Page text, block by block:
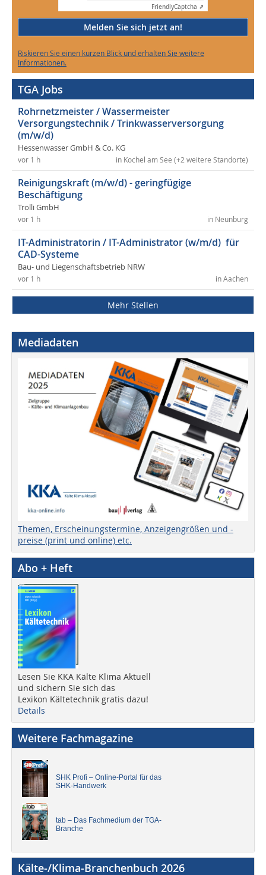
FriendlyCaptcha ⇗
Melden Sie sich jetzt an!
Riskieren Sie einen kurzen Blick und erhalten Sie weitere
Informationen.
TGA Jobs
Rohrnetzmeister / Wassermeister
Versorgungstechnik / Trinkwasserversorgung
(m/w/d)
Hessenwasser GmbH & Co. KG
in Kochel am See (+2 weitere Standorte)
vor 1 h
Reinigungskraft (m/w/d) - geringfügige
Beschäftigung
Trolli GmbH
in Neunburg
vor 1 h
IT-Administratorin / IT-Administrator (w/m/d) für
CAD-Systeme
Bau- und Liegenschaftsbetrieb NRW
in Aachen
vor 1 h
Mehr Stellen
Mediadaten
Themen, Erscheinungstermine, Anzeigengrößen und -
preise (print und online) etc.
Abo + Heft
Lesen Sie KKA Kälte Klima Aktuell
und sichern Sie sich das
Lexikon Kältetechnik gratis dazu!
Details
Weitere Fachmagazine
SHK Profi – Online-Portal für das
SHK-Handwerk
tab – Das Fachmedium der TGA-
Branche
Kälte-/Klima-Branchenbuch 2026